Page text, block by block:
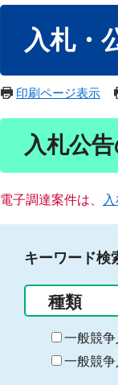
入札・
印刷ページ表示
入札公
電子調達案件は、
キーワード検
種類
一般競争
一般競争